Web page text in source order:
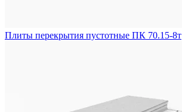
Плиты перекрытия пустотные ПК 70.15-8т